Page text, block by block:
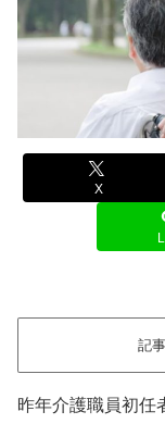
X
記
昨年介護職員初任